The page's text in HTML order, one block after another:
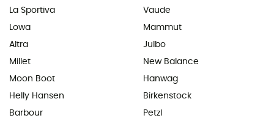
La Sportiva
Lowa
Altra
Millet
Moon Boot
Helly Hansen
Barbour
Vaude
Mammut
Julbo
New Balance
Hanwag
Birkenstock
Petzl